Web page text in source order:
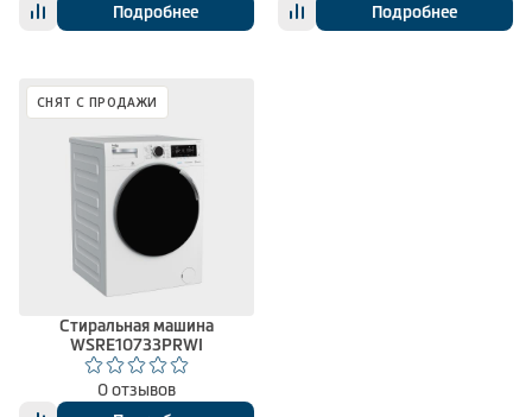
Подробнее
Подробнее
СНЯТ С ПРОДАЖИ
Стиральная машина
WSRE10733PRWI
0 отзывов